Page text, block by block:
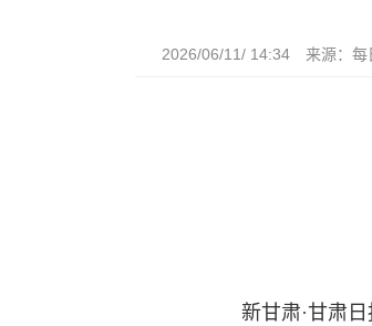
2026/06/11/ 14:34 来源：每
新甘肃·甘肃日